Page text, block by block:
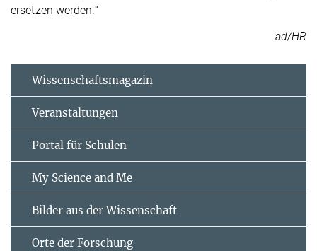
ersetzen werden.“
ad/HR
Wissenschaftsmagazin
Veranstaltungen
Portal für Schulen
My Science and Me
Bilder aus der Wissenschaft
Orte der Forschung